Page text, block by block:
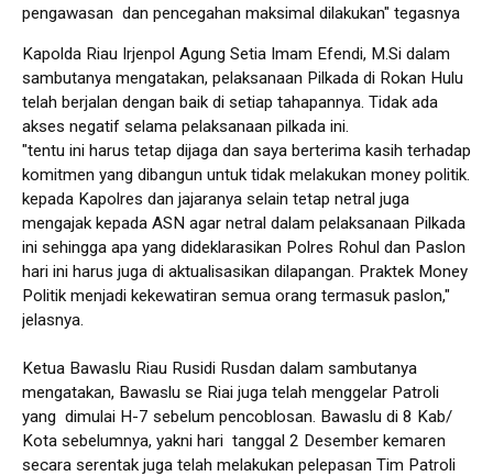
pengawasan dan pencegahan maksimal dilakukan" tegasnya
Kapolda Riau Irjenpol Agung Setia Imam Efendi, M.Si dalam
sambutanya mengatakan, pelaksanaan Pilkada di Rokan Hulu
telah berjalan dengan baik di setiap tahapannya. Tidak ada
akses negatif selama pelaksanaan pilkada ini.
"tentu ini harus tetap dijaga dan saya berterima kasih terhadap
komitmen yang dibangun untuk tidak melakukan money politik.
kepada Kapolres dan jajaranya selain tetap netral juga
mengajak kepada ASN agar netral dalam pelaksanaan Pilkada
ini sehingga apa yang dideklarasikan Polres Rohul dan Paslon
hari ini harus juga di aktualisasikan dilapangan. Praktek Money
Politik menjadi kekewatiran semua orang termasuk paslon,"
jelasnya.
Ketua Bawaslu Riau Rusidi Rusdan dalam sambutanya
mengatakan, Bawaslu se Riai juga telah menggelar Patroli
yang dimulai H-7 sebelum pencoblosan. Bawaslu di 8 Kab/
Kota sebelumnya, yakni hari tanggal 2 Desember kemaren
secara serentak juga telah melakukan pelepasan Tim Patroli